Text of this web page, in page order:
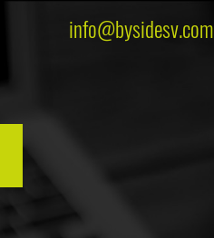
info@bysidesv.com